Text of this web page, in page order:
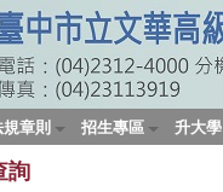
章則 招生專區 升大學
詢